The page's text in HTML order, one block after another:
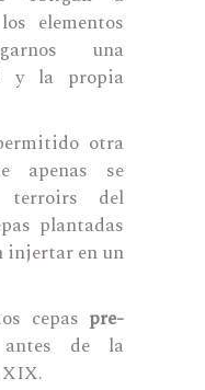
elementos
una
y la propia
otra
apenas se
terroirs del
plantadas
injertar en un
cepas pre-
de la